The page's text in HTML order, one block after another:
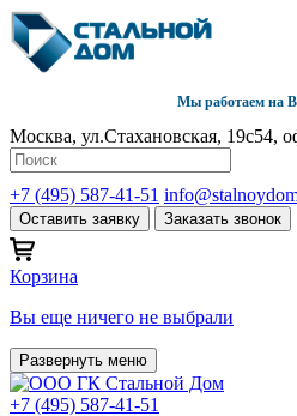
Мы работаем на
Москва, ул.Стахановская, 19с54,
+7 (495) 587-41-51
Оставить заявку Заказать звонок
Корзина
Вы еще ничего не выбрали
Развернуть меню
+7 (495) 587-41-51